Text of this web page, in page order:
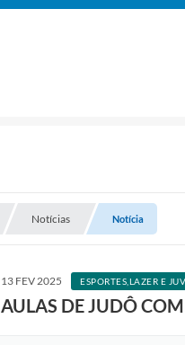
Notícias Notícia
13 FEV 2025 ESPORTES,LAZER E
AULAS DE JUDÔ